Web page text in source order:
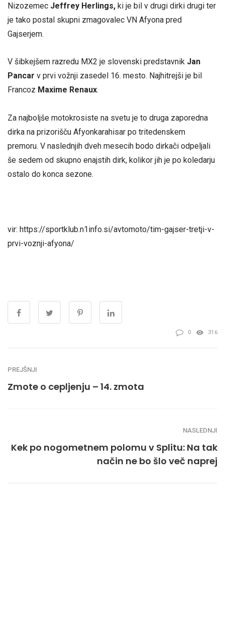
Nizozemec Jeffrey Herlings, ki je bil v drugi dirki drugi ter
je tako postal skupni zmagovalec VN Afyona pred
Gajserjem.
V šibkejšem razredu MX2 je slovenski predstavnik Jan
Pancar v prvi vožnji zasedel 16. mesto. Najhitrejši je bil
Francoz Maxime Renaux.
Za najboljše motokrosiste na svetu je to druga zaporedna
dirka na prizorišču Afyonkarahisar po tritedenskem
premoru. V naslednjih dveh mesecih bodo dirkači odpeljali
še sedem od skupno enajstih dirk, kolikor jih je po koledarju
ostalo do konca sezone.
vir: https://sportklub.n1info.si/avtomoto/tim-gajser-tretji-v-
prvi-voznji-afyona/
0 316
PREJŠNJI
Zmote o cepljenju – 14. zmota
NASLEDNJI
Kek po nogometnem polomu v Splitu: Na tak
način ne bo šlo več naprej